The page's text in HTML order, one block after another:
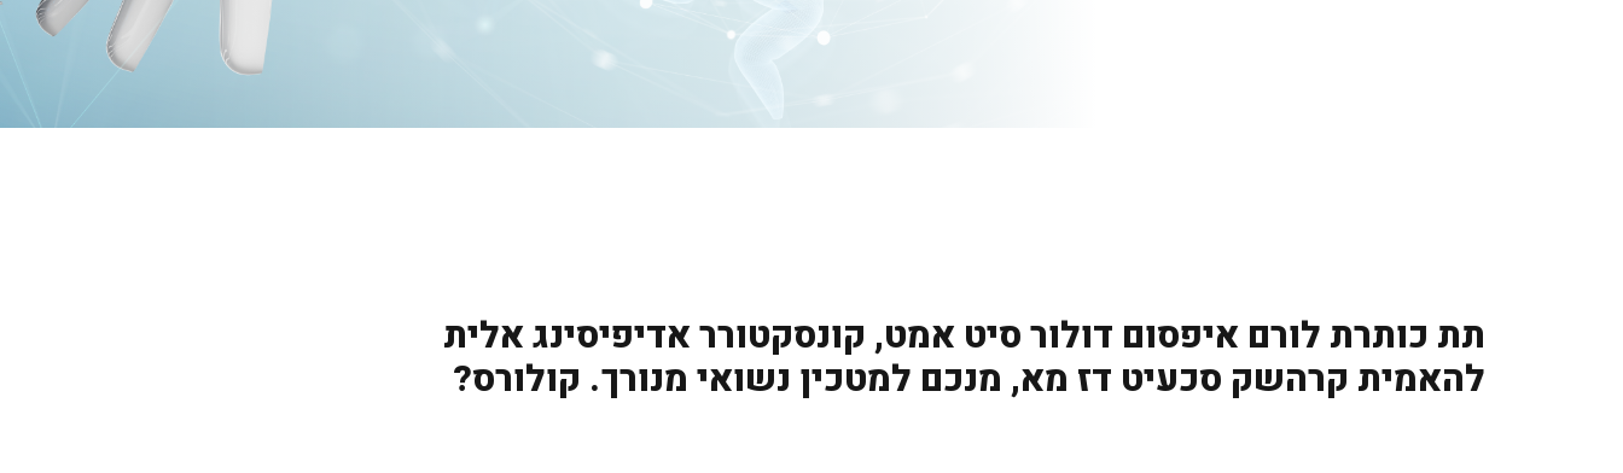
תת כותרת לורם איפסום דולור סיט אמט, קונסקטורר אדיפיסינג אלית
להאמית קרהשק סכעיט דז מא, מנכם למטכין נשואי מנורך. קולורס?